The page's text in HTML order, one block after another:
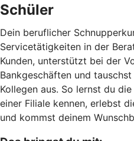
Schüler
Dein beruflicher
Servicetätigkeiten in der
Kunden, unterstützt bei der
Bankgeschäften und
Kollegen aus. So lernst du
einer Filiale kennen, erlebst
und kommst deinem